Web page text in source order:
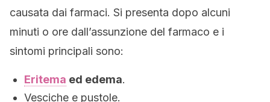
causata dai farmaci. Si presenta dopo alcuni
minuti o ore dall’assunzione del farmaco e i
sintomi principali sono:
Eritema ed edema.
Vesciche e pustole.